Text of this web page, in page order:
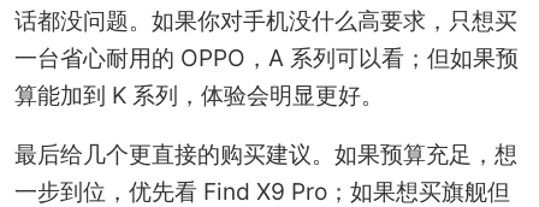
话都没问题。如果你对手机没什么高要求，只想买
一台省心耐用的 OPPO，A 系列可以看；但如果预
算能加到 K 系列，体验会明显更好。
最后给几个更直接的购买建议。如果预算充足，想
一步到位，优先看 Find X9 Pro；如果想买旗舰但